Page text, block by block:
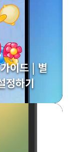
이드 | 별
정하기